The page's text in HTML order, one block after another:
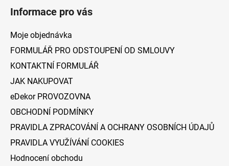
Informace pro vás
Moje objednávka
FORMULÁŘ PRO ODSTOUPENÍ OD SMLOUVY
KONTAKTNÍ FORMULÁŘ
JAK NAKUPOVAT
eDekor PROVOZOVNA
OBCHODNÍ PODMÍNKY
PRAVIDLA ZPRACOVÁNÍ A OCHRANY OSOBNÍCH ÚDAJŮ
PRAVIDLA VYUŽÍVÁNÍ COOKIES
Hodnocení obchodu